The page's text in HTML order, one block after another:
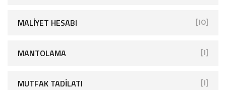
MALIYET HESABI [10]
MANTOLAMA [1]
MUTFAK TADILATI [1]